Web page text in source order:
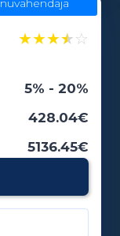
★★★★☆
5% - 20%
428.04€
5136.45€